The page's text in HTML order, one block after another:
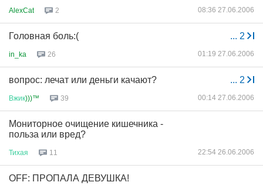
AlexCat 2 08:36 27.06.2006
... 2
Головная боль:(
in_ka 26 01:19 27.06.2006
... 2
вопрос: лечат или деньги качают?
Вжик)))™ 39 00:14 27.06.2006
Мониторное очищение кишечника -
польза или вред?
Тихая 11 22:54 26.06.2006
OFF: ПРОПАЛА ДЕВУШКА!